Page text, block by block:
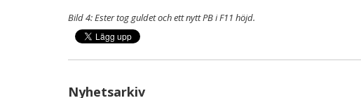
Bild 4: Ester tog guldet och ett nytt PB i F11 höjd.
Nyhetsarkiv